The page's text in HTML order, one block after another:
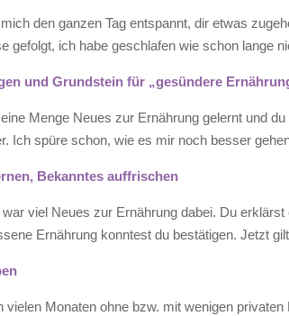
mich den ganzen Tag entspannt, dir etwas
gefolgt, ich habe geschlafen wie schon lange
und Grundstein für „gesündere
eine Menge Neues zur Ernährung gelernt und
Ich spüre schon, wie es mir noch besser
Bekanntes auffrischen
war viel Neues zur Ernährung dabei. Du
Ernährung konntest du bestätigen. Jetzt
vielen Monaten ohne bzw. mit wenigen